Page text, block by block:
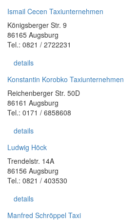
Ismail Cecen Taxiunternehmen
Königsberger Str. 9
86165 Augsburg
Tel.: 0821 / 2722231
details
Konstantin Korobko Taxiunternehmen
Reichenberger Str. 50D
86161 Augsburg
Tel.: 0171 / 6858608
details
Ludwig Höck
Trendelstr. 14A
86156 Augsburg
Tel.: 0821 / 403530
details
Manfred Schröppel Taxi